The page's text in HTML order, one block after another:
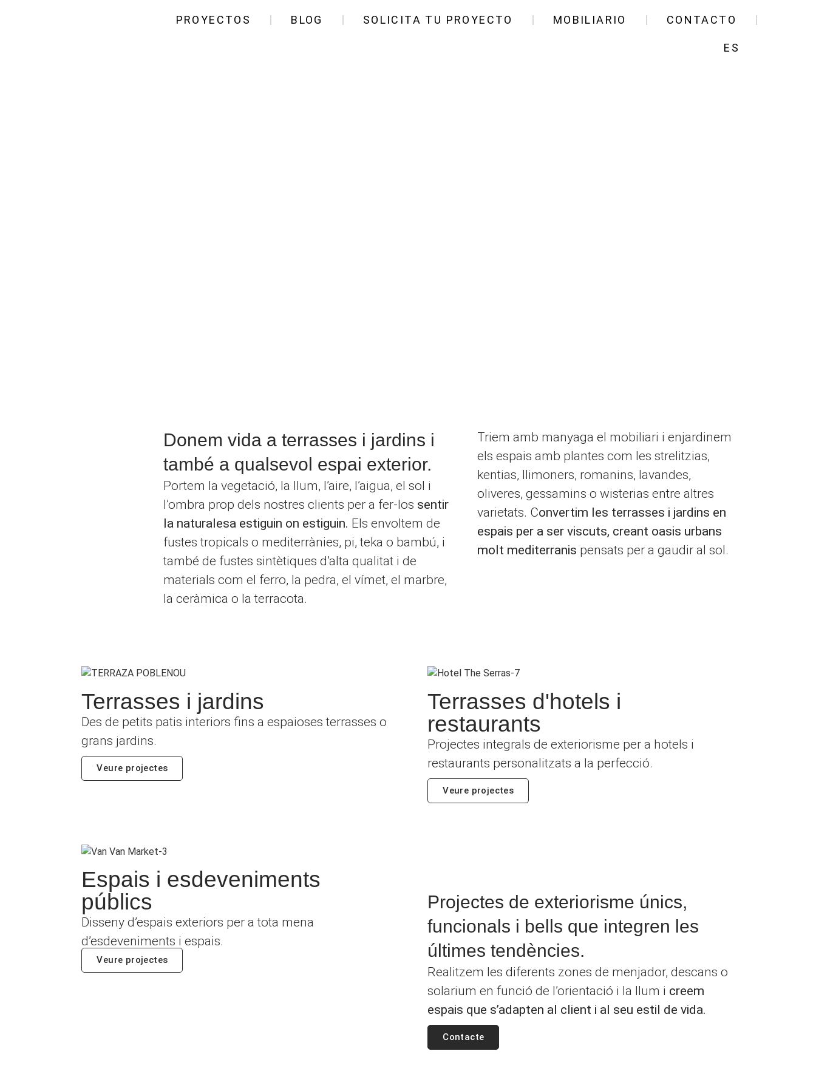
PROYECTOS BLOG SOLICITA TU PROYECTO MOBILIARIO CONTACTO
ES
Donem vida a terrasses i jardins i
també a qualsevol espai exterior.
Portem la vegetació, la llum, l’aire, l’aigua, el sol i
l’ombra prop dels nostres clients per a fer-los sentir
la naturalesa estiguin on estiguin. Els envoltem de
fustes tropicals o mediterrànies, pi, teka o bambú, i
també de fustes sintètiques d’alta qualitat i de
materials com el ferro, la pedra, el vímet, el marbre,
la ceràmica o la terracota.
Triem amb manyaga el mobiliari i enjardinem
els espais amb plantes com les strelitzias,
kentias, llimoners, romanins, lavandes,
oliveres, gessamins o wisterias entre altres
varietats. Convertim les terrasses i jardins en
espais per a ser viscuts, creant oasis urbans
molt mediterranis pensats per a gaudir al sol.
Terrasses i jardins
Des de petits patis interiors fins a espaioses terrasses o
grans jardins.
Veure projectes
Terrasses d'hotels i
restaurants
Projectes integrals de exteriorisme per a hotels i
restaurants personalitzats a la perfecció.
Veure projectes
Espais i esdeveniments
públics
Disseny d’espais exteriors per a tota mena
d’esdeveniments i espais.
Veure projectes
Projectes de exteriorisme únics,
funcionals i bells que integren les
últimes tendències.
Realitzem les diferents zones de menjador, descans o
solarium en funció de l’orientació i la llum i creem
espais que s’adapten al client i al seu estil de vida.
Contacte